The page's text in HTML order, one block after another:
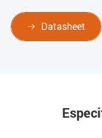
 Datasheet